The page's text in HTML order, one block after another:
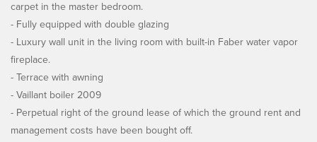
carpet in the master bedroom.
- Fully equipped with double glazing
- Luxury wall unit in the living room with built-in Faber water vapor
fireplace.
- Terrace with awning
- Vaillant boiler 2009
- Perpetual right of the ground lease of which the ground rent and
management costs have been bought off.